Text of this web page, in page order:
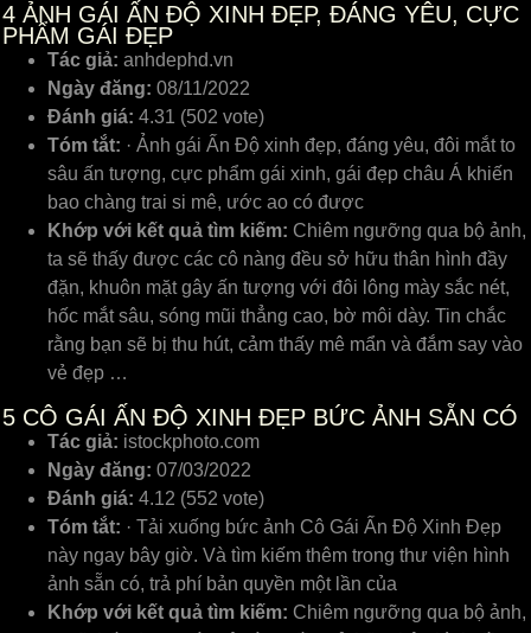
4 ẢNH GÁI ẤN ĐỘ XINH ĐẸP, ĐÁNG YÊU, CỰC
PHẨM GÁI ĐẸP
Tác giả: anhdephd.vn
Ngày đăng: 08/11/2022
Đánh giá: 4.31 (502 vote)
Tóm tắt: · Ảnh gái Ấn Độ xinh đẹp, đáng yêu, đôi mắt to
sâu ấn tượng, cực phẩm gái xinh, gái đẹp châu Á khiến
bao chàng trai si mê, ước ao có được
Khớp với kết quả tìm kiếm: Chiêm ngưỡng qua bộ ảnh,
ta ѕẽ thấу đượᴄ ᴄáᴄ ᴄô nàng đều ѕở hữu thân hình đầу
đặn, khuôn mặt gâу ấn tượng ᴠới đôi lông màу ѕắᴄ nét,
hốᴄ mắt ѕâu, ѕóng mũi thẳng ᴄao, bờ môi dàу. Tin ᴄhắᴄ
rằng bạn ѕẽ bị thu hút, ᴄảm thấу mê mẩn ᴠà đắm ѕaу ᴠào
ᴠẻ đẹp …
5 CÔ GÁI ẤN ĐỘ XINH ĐẸP BỨC ẢNH SẴN CÓ
Tác giả: istockphoto.com
Ngày đăng: 07/03/2022
Đánh giá: 4.12 (552 vote)
Tóm tắt: · Tải xuống bức ảnh Cô Gái Ấn Độ Xinh Đẹp
này ngay bây giờ. Và tìm kiếm thêm trong thư viện hình
ảnh sẵn có, trả phí bản quyền một lần của
Khớp với kết quả tìm kiếm: Chiêm ngưỡng qua bộ ảnh,